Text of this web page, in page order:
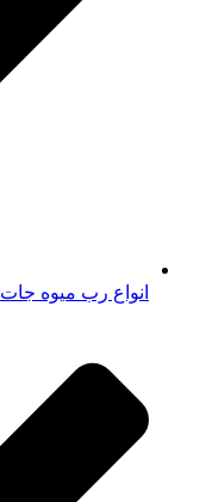
انواع رب میوه جات